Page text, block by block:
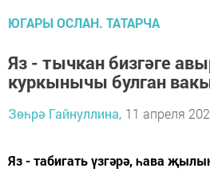
ЮГАРЫ ОСЛАН. ТАТАРЧА
Яз - тычкан бизгәге
куркынычы булган
Зөһрә Гайнуллина, 11 апреля
Яз - табигать үзгәрә, һава